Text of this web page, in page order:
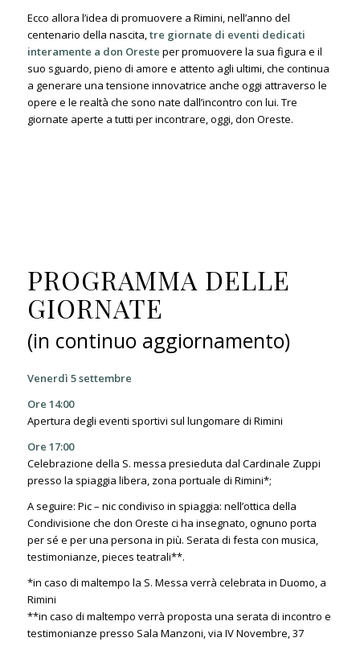
Ecco allora l’idea di promuovere a Rimini, nell’anno del
centenario della nascita, tre giornate di eventi dedicati
interamente a don Oreste per promuovere la sua figura e il
suo sguardo, pieno di amore e attento agli ultimi, che continua
a generare una tensione innovatrice anche oggi attraverso le
opere e le realtà che sono nate dall’incontro con lui. Tre
giornate aperte a tutti per incontrare, oggi, don Oreste.
PROGRAMMA DELLE
GIORNATE
(in continuo aggiornamento)
Venerdì 5 settembre
Ore 14:00
Apertura degli eventi sportivi sul lungomare di Rimini
Ore 17:00
Celebrazione della S. messa presieduta dal Cardinale Zuppi
presso la spiaggia libera, zona portuale di Rimini*;
A seguire: Pic – nic condiviso in spiaggia: nell’ottica della
Condivisione che don Oreste ci ha insegnato, ognuno porta
per sé e per una persona in più. Serata di festa con musica,
testimonianze, pieces teatrali**.
*in caso di maltempo la S. Messa verrà celebrata in Duomo, a
Rimini
**in caso di maltempo verrà proposta una serata di incontro e
testimonianze presso Sala Manzoni, via IV Novembre, 37